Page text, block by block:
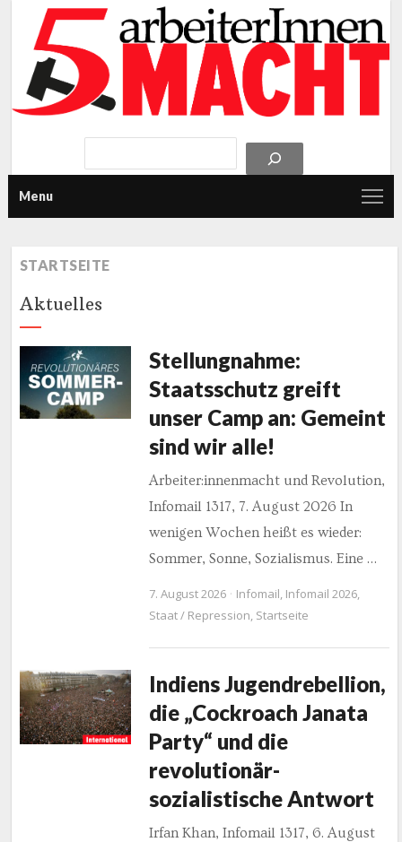
Menu
STARTSEITE
Aktuelles
Stellungnahme:
Staatsschutz greift
unser Camp an: Gemeint
sind wir alle!
Arbeiter:innenmacht und Revolution,
Infomail 1317, 7. August 2026 In
wenigen Wochen heißt es wieder:
Sommer, Sonne, Sozialismus. Eine …
7. August 2026 Infomail, Infomail 2026,
Staat / Repression, Startseite
Indiens Jugendrebellion,
die „Cockroach Janata
Party“ und die
revolutionär-
sozialistische Antwort
Irfan Khan, Infomail 1317, 6. August